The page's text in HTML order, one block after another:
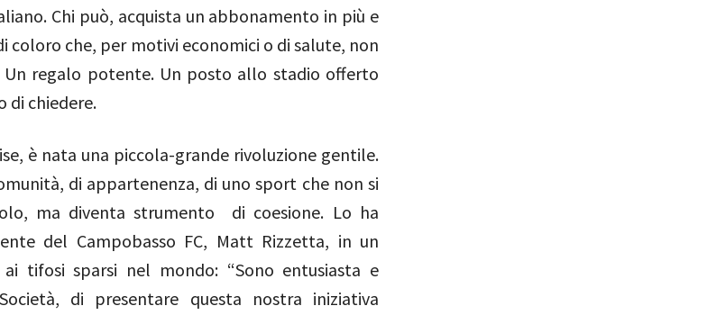
Chi può, acquista un abbonamento in più e
coloro che, per motivi economici o di salute, non
Un regalo potente. Un posto allo stadio offerto
di chiedere.
è nata una piccola-grande rivoluzione gentile.
di appartenenza, di uno sport che non si
ma diventa strumento di coesione. Lo ha
del Campobasso FC, Matt Rizzetta, in un
tifosi sparsi nel mondo: “Sono entusiasta e
di presentare questa nostra iniziativa